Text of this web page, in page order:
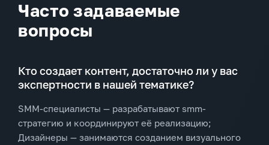
Часто задаваемые
вопросы
Кто создает контент, достаточно ли у вас
экспертности в нашей тематике?
SMM-специалисты — разрабатывают smm-
стратегию и координируют её реализацию;
Дизайнеры — занимаются созданием визуального